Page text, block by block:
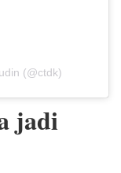
(@ctdk)
jadi